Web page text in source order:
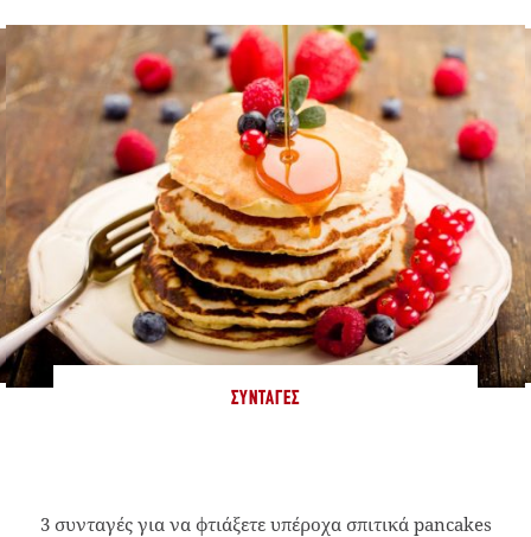
ΣΥΝΤΑΓΈΣ
3 συνταγές για να φτιάξετε υπέροχα σπιτικά pancakes